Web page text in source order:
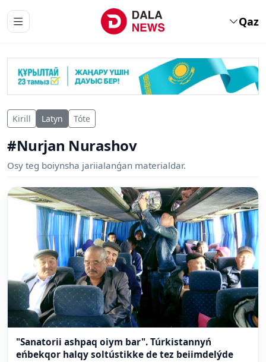
Qaz
Kirill Latyn Tóte
#Nurjan Nurashov
Osy teg boiynsha jariialanǵan materialdar.
"Sanatorii ashpaq oiym bar". Túrkistannyń
eńbekqor halqy soltústikke de tez beiimdelýde